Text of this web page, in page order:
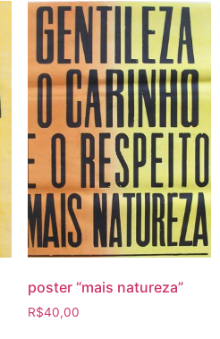
poster “mais natureza”
R$40,00